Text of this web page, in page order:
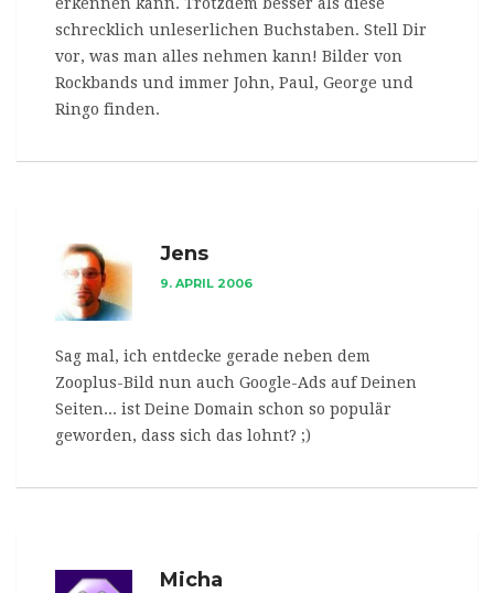
schrecklich unleserlichen Buchstaben. Stell Dir
vor, was man alles nehmen kann! Bilder von
Rockbands und immer John, Paul, George und
Ringo finden.
Jens
9. APRIL 2006
Sag mal, ich entdecke gerade neben dem
Zooplus-Bild nun auch Google-Ads auf Deinen
Seiten... ist Deine Domain schon so populär
geworden, dass sich das lohnt? ;)
Micha